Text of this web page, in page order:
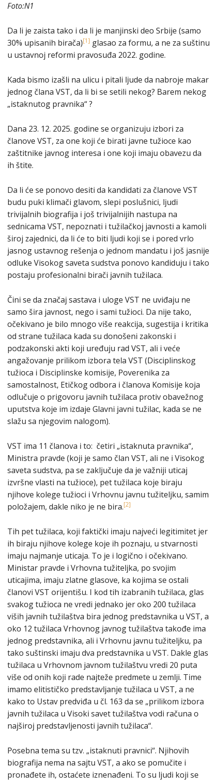
Foto:N1
Da li je zaista tako i da li je manjinski deo Srbije (samo
30% upisanih birača)[1] glasao za formu, a ne za suštinu
u ustavnoj reformi pravosuđa 2022. godine.
Kada bismo izašli na ulicu i pitali ljude da nabroje makar
jednog člana VST, da li bi se setili nekog? Barem nekog
„istaknutog pravnika“ ?
Dana 23. 12. 2025. godine se organizuju izbori za
članove VST, za one koji će birati javne tužioce kao
zaštitnike javnog interesa i one koji imaju obavezu da
ih štite.
Da li će se ponovo desiti da kandidati za članove VST
budu puki klimači glavom, slepi poslušnici, ljudi
trivijalnih biografija i još trivijalnijih nastupa na
sednicama VST, nepoznati i tužilačkoj javnosti a kamoli
široj zajednici, da li će to biti ljudi koji se i pored vrlo
jasnog ustavnog rešenja o jednom mandatu i još jasnije
odluke Visokog saveta sudstva ponovo kandiduju i tako
postaju profesionalni birači javnih tužilaca.
Čini se da značaj sastava i uloge VST ne uviđaju ne
samo šira javnost, nego i sami tužioci. Da nije tako,
očekivano je bilo mnogo više reakcija, sugestija i kritika
od strane tužilaca kada su donošeni zakonski i
podzakonski akti koji uređuju rad VST, ali i veće
angažovanje prilikom izbora tela VST (Disciplinskog
tužioca i Disciplinske komisije, Poverenika za
samostalnost, Etičkog odbora i članova Komisije koja
odlučuje o prigovoru javnih tužilaca protiv obavežnog
uputstva koje im izdaje Glavni javni tužilac, kada se ne
slažu sa njegovim nalogom).
VST ima 11 članova i to: četiri „istaknuta pravnika“,
Ministra pravde (koji je samo član VST, ali ne i Visokog
saveta sudstva, pa se zaključuje da je važniji uticaj
izvršne vlasti na tužioce), pet tužilaca koje biraju
njihove kolege tužioci i Vrhovnu javnu tužiteljku, samim
položajem, dakle niko je ne bira.[2]
Tih pet tužilaca, koji faktički imaju najveći legitimitet jer
ih biraju njihove kolege koje ih poznaju, u stvarnosti
imaju najmanje uticaja. To je i logično i očekivano.
Ministar pravde i Vrhovna tužiteljka, po svojim
uticajima, imaju zlatne glasove, ka kojima se ostali
članovi VST orijentišu. I kod tih izabranih tužilaca, glas
svakog tužioca ne vredi jednako jer oko 200 tužilaca
viših javnih tužilaštva bira jednog predstavnika u VST, a
oko 12 tužilaca Vrhovnog javnog tužilaštva takođe ima
jednog predstavnika, ali i Vrhovnu javnu tužiteljku, pa
tako suštinski imaju dva predstavnika u VST. Dakle glas
tužilaca u Vrhovnom javnom tužilaštvu vredi 20 puta
više od onih koji rade najteže predmete u zemlji. Time
imamo elitističko predstavljanje tužilaca u VST, a ne
kako to Ustav predviđa u čl. 163 da se „prilikom izbora
javnih tužilaca u Visoki savet tužilaštva vodi računa o
najširoj predstavljenosti javnih tužilaca“.
Posebna tema su tzv. „istaknuti pravnici“. Njihovih
biografija nema na sajtu VST, a ako se pomučite i
pronađete ih, ostaćete iznenađeni. To su ljudi koji se